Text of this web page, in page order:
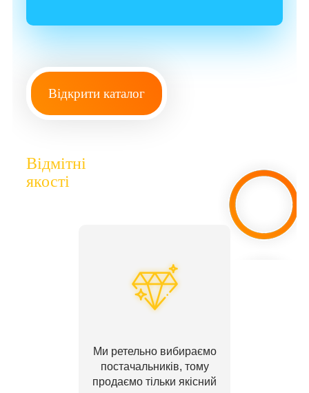
Відкрити каталог
Відмітні
якості
Ми ретельно вибираємо
постачальників, тому
продаємо тільки якісний